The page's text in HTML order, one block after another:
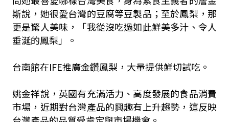
斯說，她很愛台灣的豆腐等豆製品；至於鳳梨，那
更是驚人美味，「我從沒吃過如此鮮美多汁、令人
垂涎的鳳梨」。
台南館在IFE推廣金鑽鳳梨，大量提供鮮切試吃。
姚金祥說，英國有充滿活力、高度發展的食品消費
市場，近期對台灣產品的興趣有上升趨勢，這反映